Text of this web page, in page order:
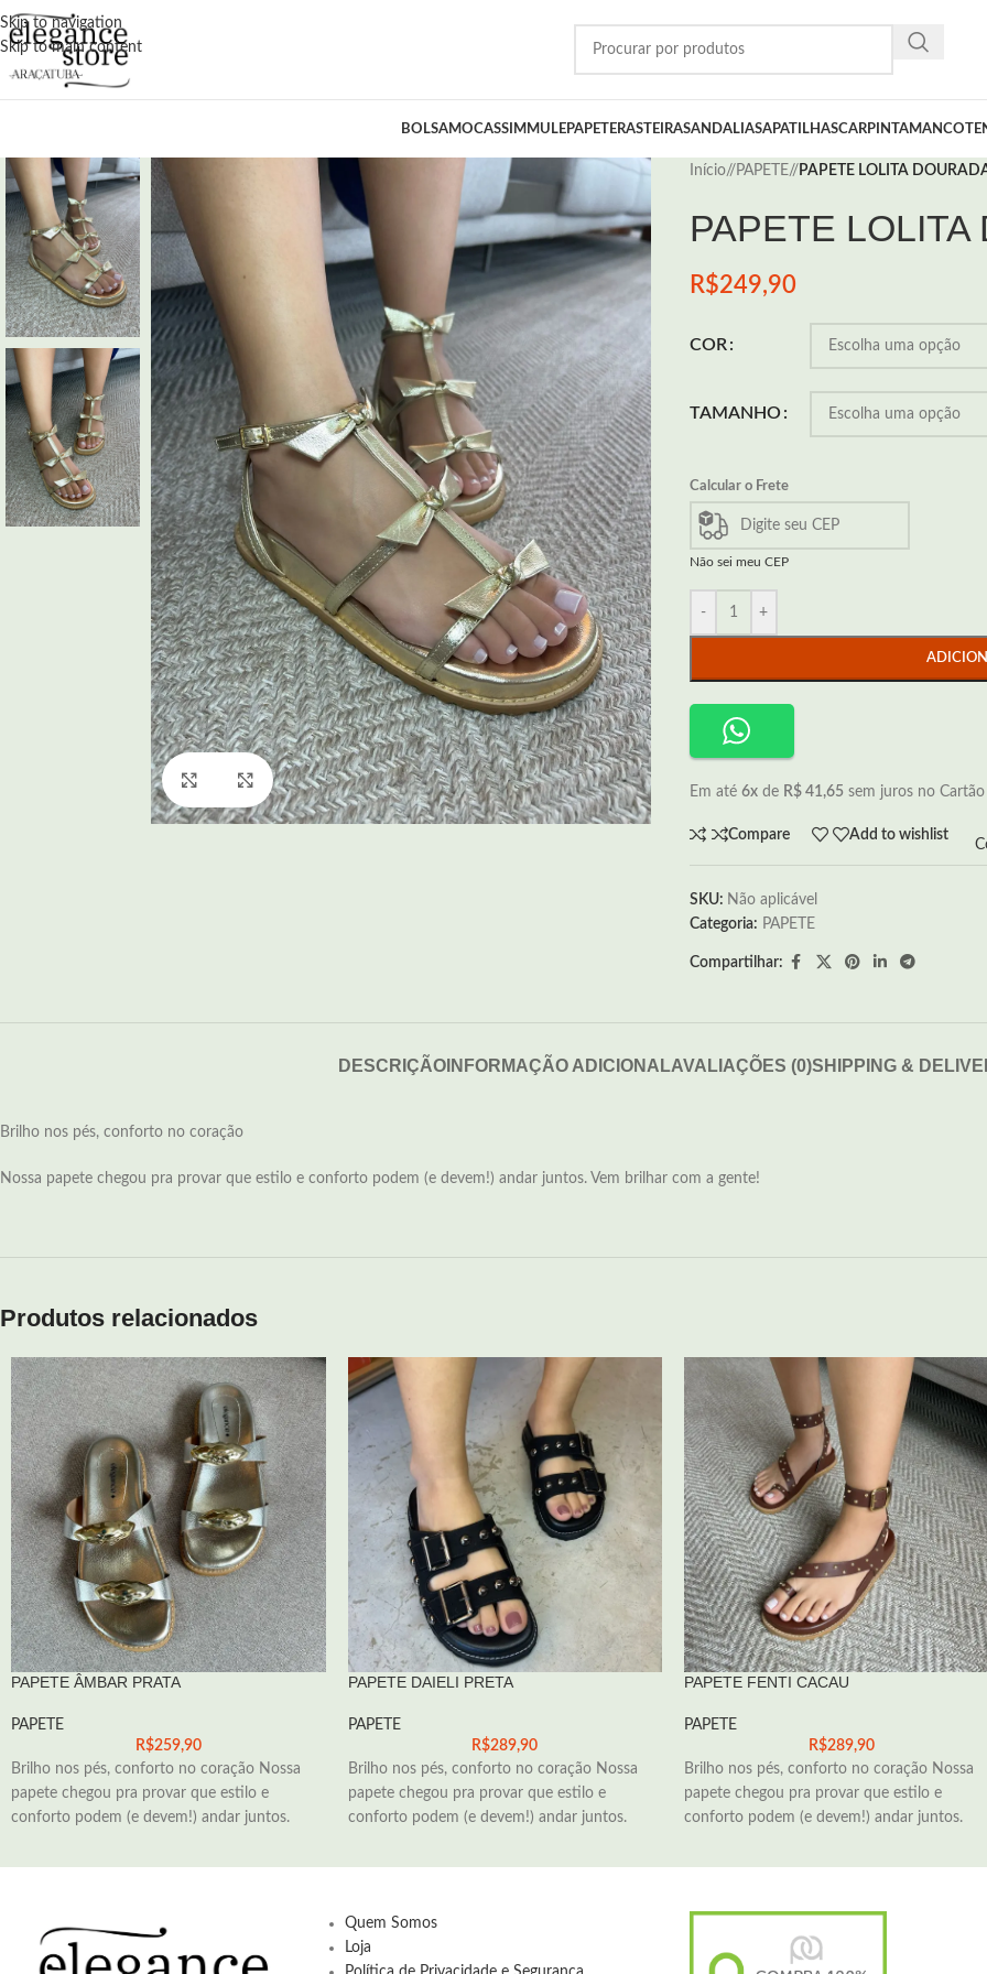
Skip to navigation
Skip to main content
BOLSAMOCASSIM MULEPAPETERASTEIRASANDALIASAPATILHASCARPINTAMANCO
Click to enlarge
Início/ PAPETE/ PAPETE LOLITA
PAPETE LOLITA
R$249,90
COR
TAMANHO
Calcular o Frete
Não sei meu CEP
- +
Em até 6xde R$ 41,65sem juros no Cartão
Compare Add to wishlist
SKU: Não aplicável
Categoria: PAPETE
Compartilhar:
DESCRIÇÃO INFORMAÇÃO ADICIONALAVALIAÇÕES (0)SHIPPING &
Brilho nos pés, conforto no coração
Nossa papete chegou pra provar que estilo e conforto podem (e devem!) andar juntos. Vem brilhar com a gente!
Produtos relacionados
PAPETE ÂMBAR PRATA
PAPETE
R$259,90
Brilho nos pés, conforto no coração Nossa
papete chegou pra provar que estilo e
conforto podem (e devem!) andar juntos.
PAPETE DAIELI PRETA
PAPETE
R$289,90
Brilho nos pés, conforto no coração Nossa
papete chegou pra provar que estilo e
conforto podem (e devem!) andar juntos.
PAPETE FENTI CACAU
PAPETE
R$289,90
Brilho nos pés, conforto no coração Nossa
papete chegou pra provar que estilo e
conforto podem (e devem!) andar juntos.
Quem Somos
Loja